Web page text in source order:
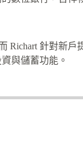
Richart 針對新戶
與儲蓄功能。